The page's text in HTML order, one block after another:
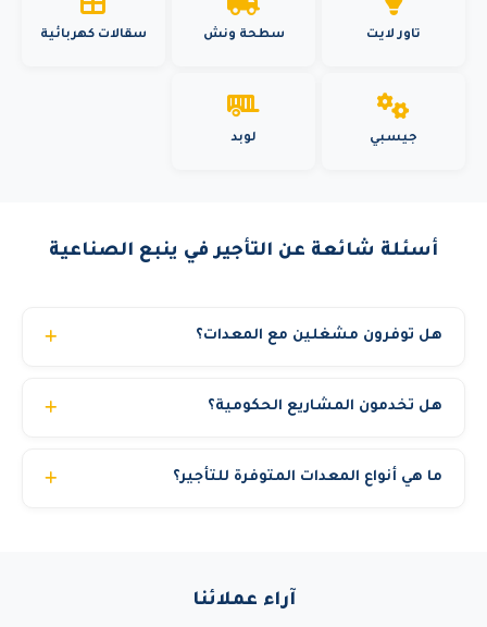
تاور لايت سطحة ونش سقالات كهربائية
جيسبي لوبد
أسئلة شائعة عن التأجير في ينبع الصناعية
هل توفرون مشغلين مع المعدات؟
سنوات. يمكنك اختيار استئجار المعدة مع مشغل أو بدون حسب
هل تخدمون المشاريع الحكومية؟
والشركات الكبرى والمشاريع الخاصة. نوفر جميع المستندات
ما هي أنواع المعدات المتوفرة للتأجير؟
شيول، قلاب، بلدوزر، جريدر، دكاك، مولدات كهرباء، كمبروسر،
آراء عملائنا